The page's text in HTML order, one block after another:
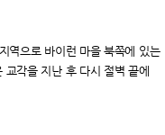
역으로 바이런 마을 북쪽에 있는
각을 지난 후 다시 절벽 끝에